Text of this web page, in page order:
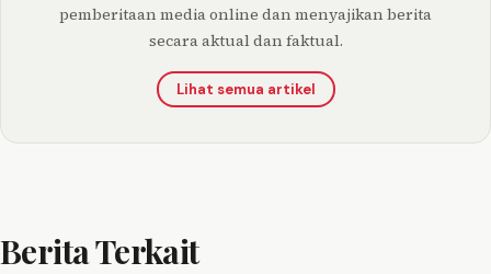
pemberitaan media online dan menyajikan berita
secara aktual dan faktual.
Lihat semua artikel
Berita Terkait